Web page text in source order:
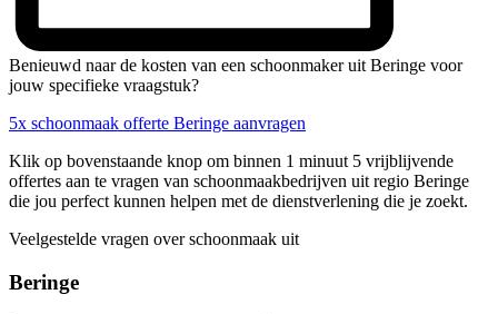
Benieuwd naar de kosten van een schoonmaker uit Beringe voor
jouw specifieke vraagstuk?
5x schoonmaak offerte Beringe aanvragen
Klik op bovenstaande knop om binnen 1 minuut 5 vrijblijvende
offertes aan te vragen van schoonmaakbedrijven uit regio Beringe
die jou perfect kunnen helpen met de dienstverlening die je zoekt.
Veelgestelde vragen over schoonmaak uit
Beringe